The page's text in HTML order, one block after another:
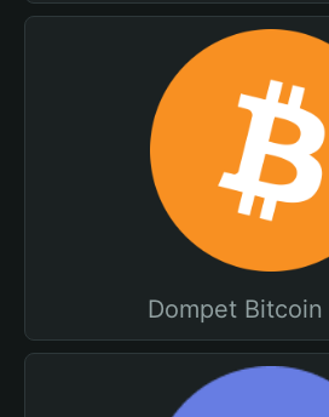
Dompet Bitcoin